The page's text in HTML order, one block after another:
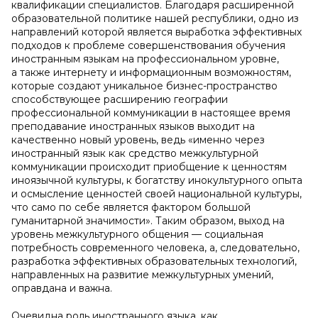
квалификации специалистов. Благодаря расширенной
образовательной политике нашей республики, одно из
направлений которой является выработка эффективных
подходов к проблеме совершенствования обучения
иностранным языкам на профессиональном уровне,
а также интернету и информационным возможностям,
которые создают уникальное бизнес-пространство
способствующее расширению географии
профессиональной коммуникации в настоящее время
преподавание иностранных языков выходит на
качественно новый уровень, ведь «именно через
иностранный язык как средство межкультурной
коммуникации происходит приобщение к ценностям
иноязычной культуры, к богатству инокультурного опыта
и осмысление ценностей своей национальной культуры,
что само по себе является фактором большой
гуманитарной значимости». Таким образом, выход на
уровень межкультурного общения — социальная
потребность современного человека, а, следовательно,
разработка эффективных образовательных технологий,
направленных на развитие межкультурных умений,
оправдана и важна.